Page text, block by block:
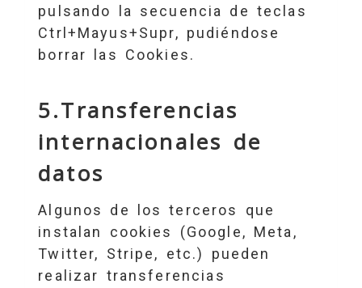
pulsando la secuencia de teclas
Ctrl+Mayus+Supr, pudiéndose
borrar las Cookies.
5.Transferencias
internacionales de
datos
Algunos de los terceros que
instalan cookies (Google, Meta,
Twitter, Stripe, etc.) pueden
realizar transferencias